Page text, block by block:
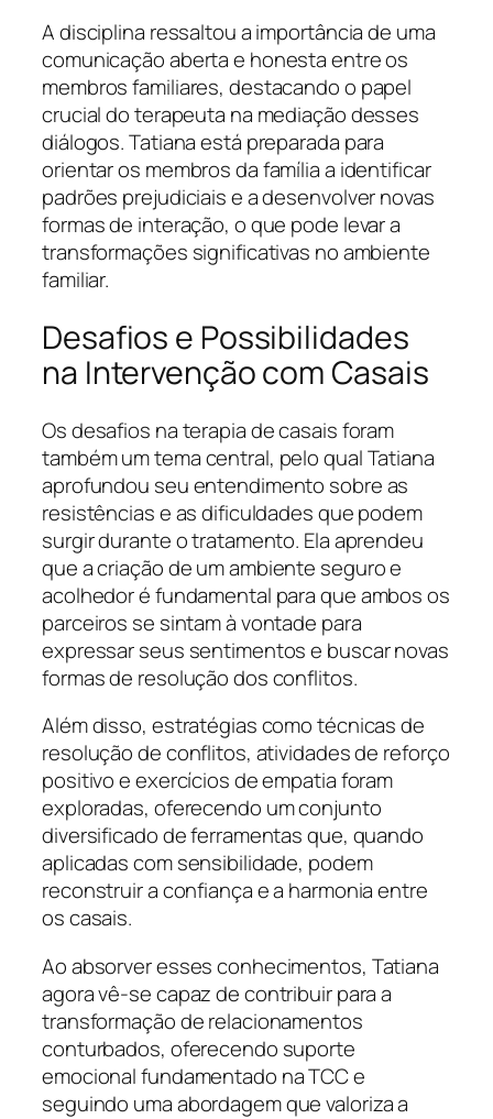
A disciplina ressaltou a importância de uma
comunicação aberta e honesta entre os
membros familiares, destacando o papel
crucial do terapeuta na mediação desses
diálogos. Tatiana está preparada para
orientar os membros da família a identificar
padrões prejudiciais e a desenvolver novas
formas de interação, o que pode levar a
transformações significativas no ambiente
familiar.
Desafios e Possibilidades
na Intervenção com Casais
Os desafios na terapia de casais foram
também um tema central, pelo qual Tatiana
aprofundou seu entendimento sobre as
resistências e as dificuldades que podem
surgir durante o tratamento. Ela aprendeu
que a criação de um ambiente seguro e
acolhedor é fundamental para que ambos os
parceiros se sintam à vontade para
expressar seus sentimentos e buscar novas
formas de resolução dos conflitos.
Além disso, estratégias como técnicas de
resolução de conflitos, atividades de reforço
positivo e exercícios de empatia foram
exploradas, oferecendo um conjunto
diversificado de ferramentas que, quando
aplicadas com sensibilidade, podem
reconstruir a confiança e a harmonia entre
os casais.
Ao absorver esses conhecimentos, Tatiana
agora vê-se capaz de contribuir para a
transformação de relacionamentos
conturbados, oferecendo suporte
emocional fundamentado na TCC e
seguindo uma abordagem que valoriza a